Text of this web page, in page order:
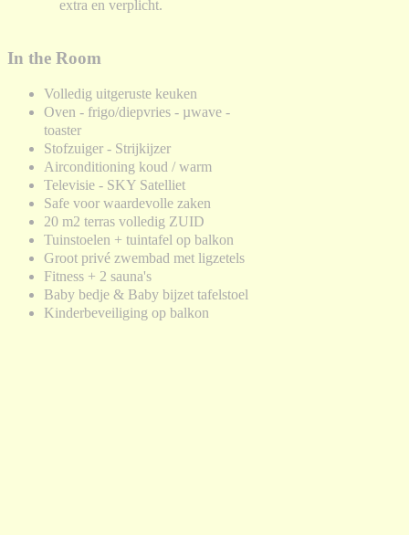
extra en verplicht.
In the Room
Volledig uitgeruste keuken
Oven - frigo/diepvries - µwave -
toaster
Stofzuiger - Strijkijzer
Airconditioning koud / warm
Televisie - SKY Satelliet
Safe voor waardevolle zaken
20 m2 terras volledig ZUID
Tuinstoelen + tuintafel op balkon
Groot privé zwembad met ligzetels
Fitness + 2 sauna's
Baby bedje & Baby bijzet tafelstoel
Kinderbeveiliging op balkon